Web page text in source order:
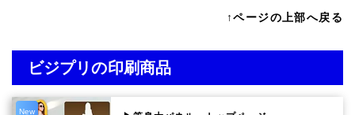
↑ページの上部へ戻る
ビジプリの印刷商品
New